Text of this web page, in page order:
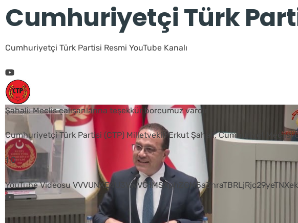
Cumhuriyetçi Türk
Cumhuriyetçi Türk Partisi Resmi YouTube Kanalı
Şahali: Meclis çalışanlarına teşekkür borcumuz vardır
Cumhuriyetçi Türk Partisi (CTP) Milletvekili Erkut Şahali, Cumhuriyet Meclisi
1 0
YouTube Videosu